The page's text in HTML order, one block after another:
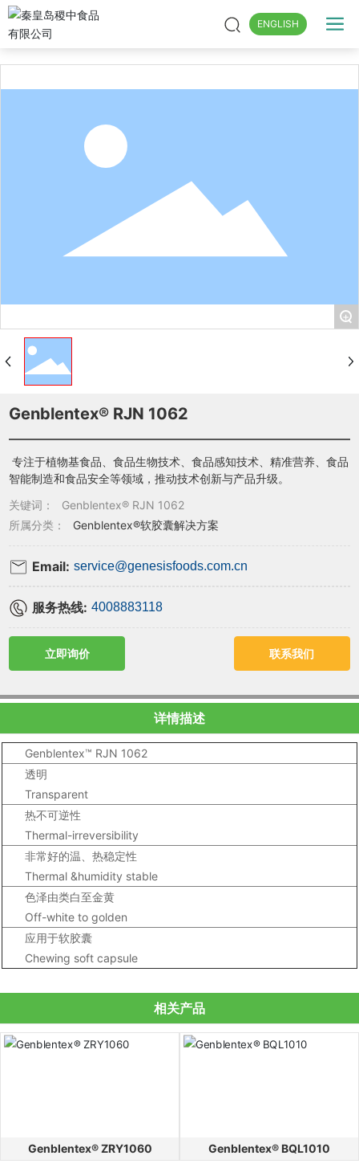
ENGLISH
+
Genblentex® RJN 1062
专注于植物基食品、食品生物技术、食品感知技术、精准营养、食品
智能制造和食品安全等领域，推动技术创新与产品升级。
关键词：
Genblentex® RJN 1062
所属分类：
Genblentex®软胶囊解决方案
Email: service@genesisfoods.com.cn
服务热线: 4008883118
立即询价 联系我们
详情描述
Genblentex™ RJN 1062
透明
Transparent
热不可逆性
Thermal-irreversibility
非常好的温、热稳定性
Thermal &humidity stable
色泽由类白至金黄
Off-white to golden
应用于软胶囊
Chewing soft capsule
相关产品
Genblentex® ZRY1060 Genblentex® BQL1010